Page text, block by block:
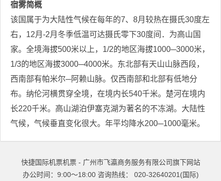
宿雾简概
该国属于为大陆性气候在每年的7、8月较热在摄氏30度左
右，12月-2月冬季低温可达摄氏零下30度间．为高山国
家。全境海拔500米以上，1/2的地区海拔1000─3000米，
1/3的地区海拔3000─4000米。东北部有天山山脉西段，
西南部有帕米尔─阿赖山脉。仅西南部和北部有低地分
布。纳伦河横贯穿全境，在境内长540千米。楚河在境内
长220千米。高山湖泊伊塞克湖为著名的不冻湖。大陆性
气候，气候垂直变化很大。年平均降水200─1000毫米。
快捷国际机票机票 - 广州市飞瀛商务服务有限公司旗下网站
办公时间：9:00～18:00 咨询热线： 020-32640201(国际)